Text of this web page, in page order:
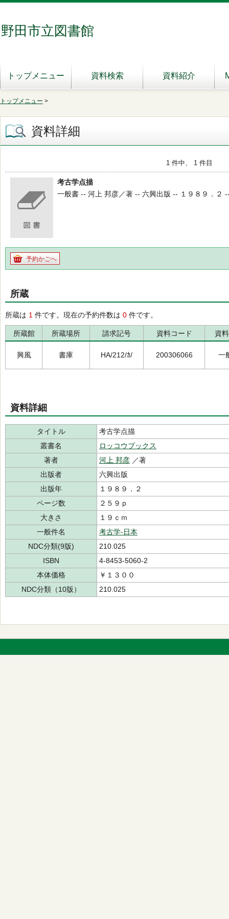
野田市立図書館
トップメニュー 資料検索 資料紹介
トップメニュー >
資料詳細
1 件中、 1 件目
考古学点描
一般書 -- 河上 邦彦／著 -- 六興出版 -- １９８９．２
予約かごへ
所蔵
所蔵は 1 件です。現在の予約件数は 0 件です。
所蔵館 所蔵場所 請求記号 資料コード 資
興風 書庫 HA/212/ｶ/ 200306066 一
資料詳細
タイトル
考古学点描
叢書名
ロッコウブックス
著者
河上 邦彦 ／著
出版者
六興出版
出版年
１９８９．２
ページ数
２５９ｐ
大きさ
１９ｃｍ
一般件名
考古学-日本
NDC分類(9版)
210.025
ISBN
4-8453-5060-2
本体価格
￥１３００
NDC分類（10版）
210.025